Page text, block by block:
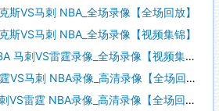
VS马刺 NBA_全场录像【全场回放】
VS马刺 NBA_全场录像【视频集锦】
刺VS雷霆录像_全场录像【视频集锦】
马刺 NBA录像_高清录像【全场回放】
雷霆 NBA录像_高清录像【全场回放】